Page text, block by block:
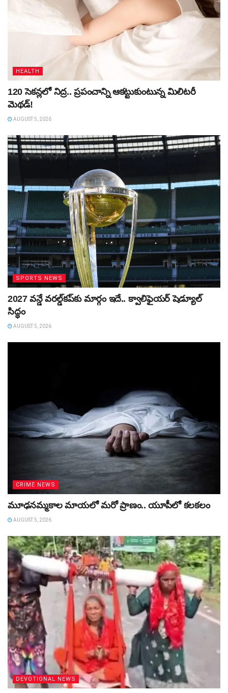
HEALTH
120 సెకన్లలో నిద్ర.. ప్రపంచాన్ని ఆకట్టుకుంటున్న మిలిటరీ
మెథడ్!
AUGUST 5, 2026
SPORTS NEWS
2027 వన్డే వరల్డ్‌కప్‌కు మార్గం ఇదే.. క్వాలిఫైయర్ షెడ్యూల్
సిద్ధం
AUGUST 5, 2026
CRIME NEWS
మూఢనమ్మకాల మాయలో మరో ప్రాణం.. యూపీలో కలకలం
AUGUST 5, 2026
DEVOTIONAL NEWS